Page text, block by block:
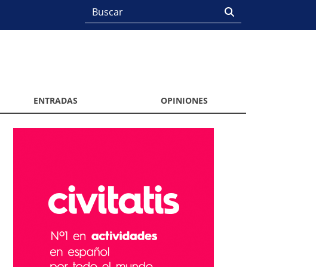
ENTRADAS OPINIONES